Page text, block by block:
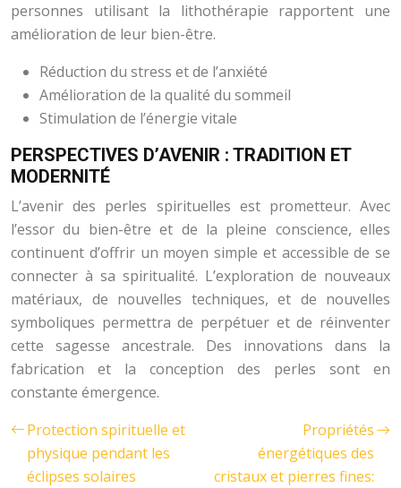
personnes utilisant la lithothérapie rapportent une
amélioration de leur bien-être.
Réduction du stress et de l’anxiété
Amélioration de la qualité du sommeil
Stimulation de l’énergie vitale
PERSPECTIVES D’AVENIR : TRADITION ET
MODERNITÉ
L’avenir des perles spirituelles est prometteur. Avec
l’essor du bien-être et de la pleine conscience, elles
continuent d’offrir un moyen simple et accessible de se
connecter à sa spiritualité. L’exploration de nouveaux
matériaux, de nouvelles techniques, et de nouvelles
symboliques permettra de perpétuer et de réinventer
cette sagesse ancestrale. Des innovations dans la
fabrication et la conception des perles sont en
constante émergence.
Protection spirituelle et
physique pendant les
éclipses solaires
Propriétés
énergétiques des
cristaux et pierres fines: